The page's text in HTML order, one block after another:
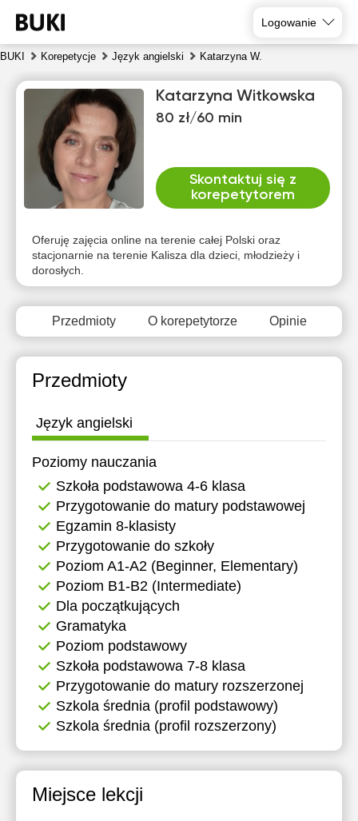
Logowanie
BUKI Korepetycje Język angielski Katarzyna W.
Katarzyna Witkowska
80 zł/60 min
Skontaktuj się z
korepetytorem
Oferuję zajęcia online na terenie całej Polski oraz
stacjonarnie na terenie Kalisza dla dzieci, młodzieży i
dorosłych.
Przedmioty O korepetytorze Opinie
Przedmioty
Język angielski
Poziomy nauczania
Szkoła podstawowa 4-6 klasa
Przygotowanie do matury podstawowej
Egzamin 8-klasisty
Przygotowanie do szkoły
Poziom A1-A2 (Beginner, Elementary)
Poziom B1-B2 (Intermediate)
Dla początkujących
Gramatyka
Poziom podstawowy
Szkoła podstawowa 7-8 klasa
Przygotowanie do matury rozszerzonej
Szkola średnia (profil podstawowy)
Szkola średnia (profil rozszerzony)
Miejsce lekcji
9
10
11
12
13
Brak
dostępnych
terminów
dostępnych
terminów
dostępnych
terminów
dostępnych
terminów
dostępnych
terminów
Brak
terminów